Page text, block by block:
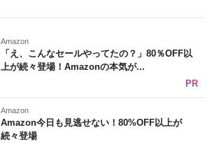
Amazon
「え、こんなセールやってたの？」80％OFF以
上が続々登場！Amazonの本気が...
PR
Amazon
Amazon今日も見逃せない！80%OFF以上が
続々登場